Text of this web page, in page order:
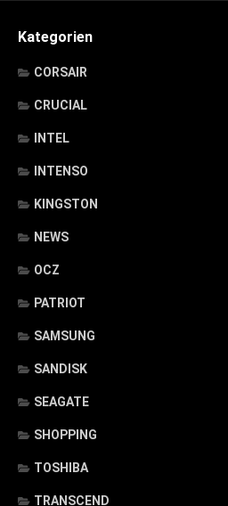
Kategorien
CORSAIR
CRUCIAL
INTEL
INTENSO
KINGSTON
NEWS
OCZ
PATRIOT
SAMSUNG
SANDISK
SEAGATE
SHOPPING
TOSHIBA
TRANSCEND